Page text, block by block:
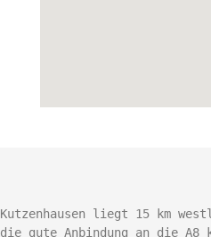
Kutzenhausen liegt 15 km
die gute Anbindung an die A8